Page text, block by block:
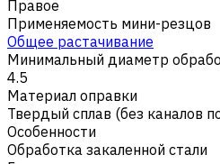
Правое
Применяемость мини-резцов
Общее растачивание
Минимальный диаметр
4.5
Материал оправки
Твердый сплав (без каналов
Особенности
Обработка закаленной стали